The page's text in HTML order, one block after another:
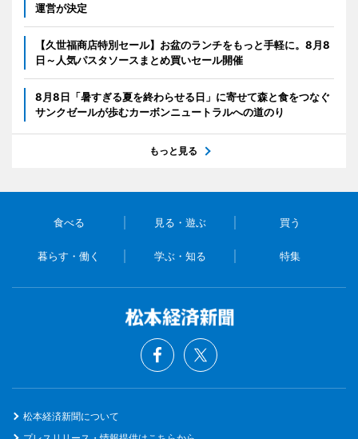
運営が決定
【久世福商店特別セール】お盆のランチをもっと手軽に。8月8
日～人気パスタソースまとめ買いセール開催
8月8日「暑すぎる夏を終わらせる日」に寄せて森と食をつなぐ
サンクゼールが歩むカーボンニュートラルへの道のり
もっと見る
食べる 見る・遊ぶ 買う
暮らす・働く 学ぶ・知る 特集
松本経済新聞について